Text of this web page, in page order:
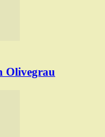
Olivegrau